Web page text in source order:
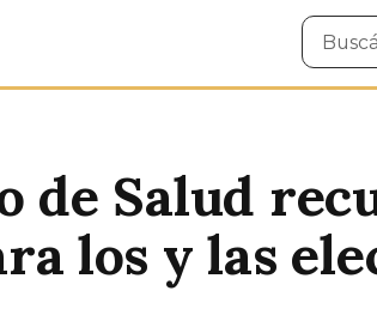
Buscar
en
de Salud
los y las